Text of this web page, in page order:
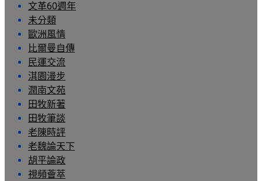
文革60週年
未分類
歐洲風情
比爾曼自傳
民運交流
淇園漫步
潤南文苑
田牧新著
田牧筆談
老陳時評
老魏論天下
胡平論政
視頻薈萃